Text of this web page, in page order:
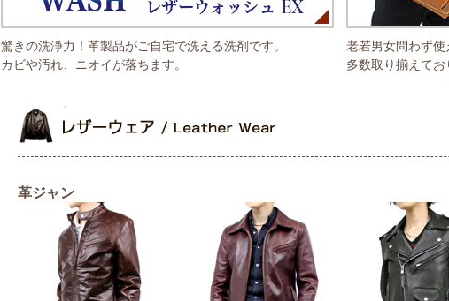
驚きの洗浄力！革製品がご自宅で洗える洗剤です。
カビや汚れ、ニオイが落ちます。
老若男女問わず
多数取り揃えてお